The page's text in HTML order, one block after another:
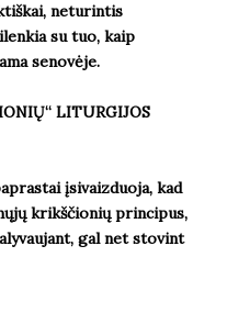
neturintis
su tuo, kaip
senovėje.
LITURGIJOS
įsivaizduoja, kad
krikščionių principus,
gal net stovint